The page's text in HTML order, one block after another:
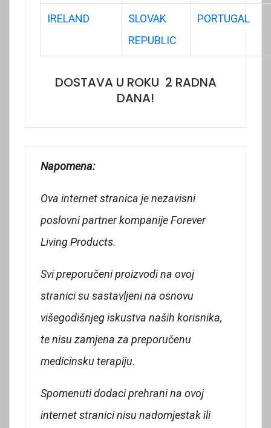
IRELAND
SLOVAK
REPUBLIC
PORTUGAL
DOSTAVA U ROKU 2 RADNA
DANA!
Napomena:
Ova internet stranica je nezavisni
poslovni partner kompanije Forever
Living Products.
Svi preporučeni proizvodi na ovoj
stranici su sastavljeni na osnovu
višegodišnjeg iskustva naših korisnika,
te nisu zamjena za preporučenu
medicinsku terapiju.
Spomenuti dodaci prehrani na ovoj
internet stranici nisu nadomjestak ili